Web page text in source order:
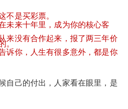
不是买彩票。
未来十年里，成为你的核心客
来没有合作起来，报了两三年价
。
诉你，人生有很多意外，都是你
自己的付出，人家看在眼里，是